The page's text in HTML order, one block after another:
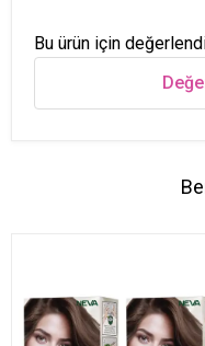
Bu ürün için